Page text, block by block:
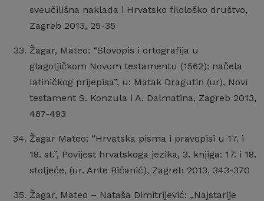
sveučilišna naklada i Hrvatsko filološko društvo,
Zagreb 2013, 25-35
Žagar, Mateo: “Slovopis i ortografija u
glagoljičkom Novom testamentu (1562): načela
latiničkog prijepisa”, u: Matak Dragutin (ur), Novi
testament S. Konzula i A. Dalmatina, Zagreb 2013,
487-493
Žagar Mateo: “Hrvatska pisma i pravopisi u 17. i
18. st.”, Povijest hrvatskoga jezika, 3. knjiga: 17. i 18.
stoljeće, (ur. Ante Bićanić), Zagreb 2013, 343-370
Žagar, Mateo – Nataša Dimitrijević: „Najstarije